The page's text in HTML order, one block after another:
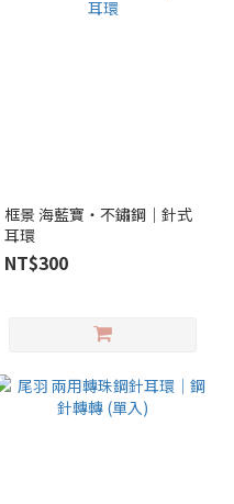
框景 海藍寶‧不鏽鋼｜針式
耳環
NT$300